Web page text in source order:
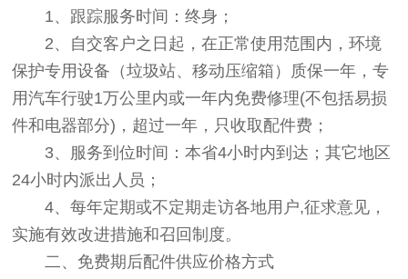
1、跟踪服务时间：终身；
2、自交客户之日起，在正常使用范围内，环境
保护专用设备（垃圾站、移动压缩箱）质保一年，专
用汽车行驶1万公里内或一年内免费修理(不包括易损
件和电器部分)，超过一年，只收取配件费；
3、服务到位时间：本省4小时内到达；其它地区
24小时内派出人员；
4、每年定期或不定期走访各地用户,征求意见，
实施有效改进措施和召回制度。
二、免费期后配件供应价格方式